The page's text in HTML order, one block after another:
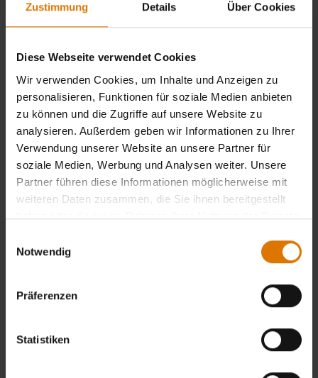
Zustimmung Details Über Cookies
Diese Webseite verwendet Cookies
Wir verwenden Cookies, um Inhalte und Anzeigen zu
personalisieren, Funktionen für soziale Medien anbieten
zu können und die Zugriffe auf unsere Website zu
analysieren. Außerdem geben wir Informationen zu Ihrer
Verwendung unserer Website an unsere Partner für
soziale Medien, Werbung und Analysen weiter. Unsere
Partner führen diese Informationen möglicherweise mit
weiteren Daten zusammen, die Sie ihnen bereitgestellt
haben oder die sie im Rahmen Ihrer Nutzung der Dienste
Notwendig
Präferenzen
Statistiken
-25%
Weber Q Grill 'n Go Licht
Eignet sich für alle Q Grills
Preis reduziert ab
76,90 CHF
Color Options
Grill ’n Go Licht
Passend für Spirit, Searwood 600/XL 600